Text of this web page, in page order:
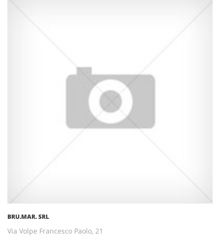
BRU.MAR. SRL
Via Volpe Francesco Paolo, 21